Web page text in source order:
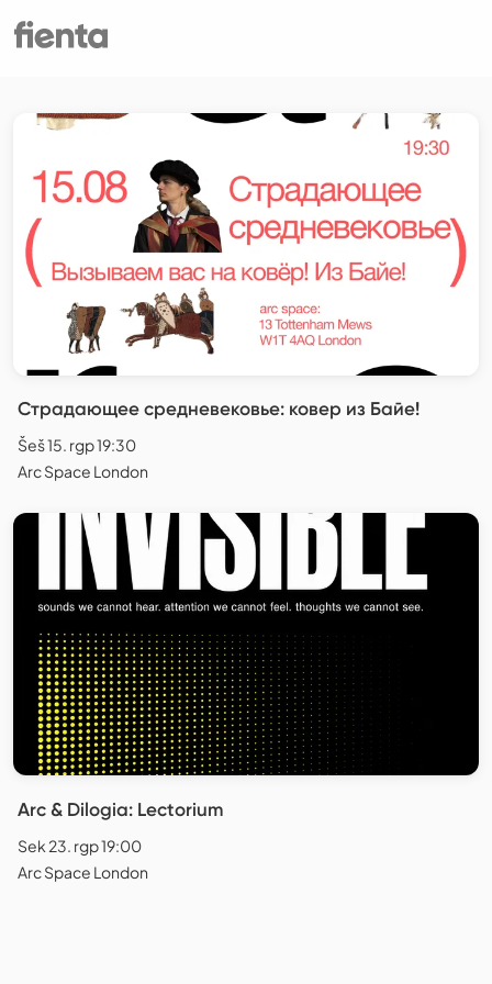
Страдающее средневековье: ковер из Байе!
Šeš 15. rgp 19:30
Arc Space London
Arc & Dilogia: Lectorium
Sek 23. rgp 19:00
Arc Space London